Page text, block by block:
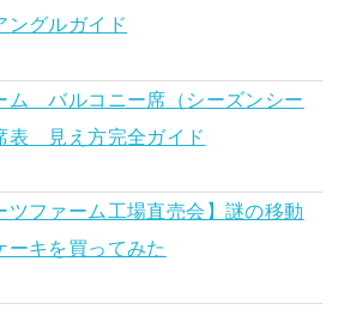
ングルガイド
ム バルコニー席（シーズンシー
表 見え方完全ガイド
ツファーム工場直売会】謎の移動
ーキを買ってみた